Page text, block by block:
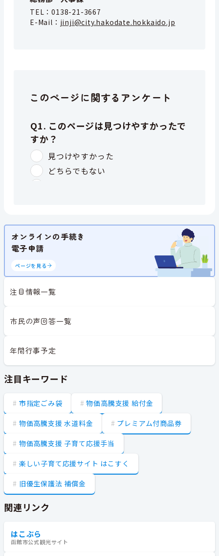
TEL：0138-21-3667
E-Mail： jinji@city.hakodate.hokkaido.jp
このページに関するアンケート
オンラインの手続き
電子申請
ページを見る
注目情報一覧
市民の声回答一覧
年間行事予定
注目キーワード
市指定ごみ袋 物価高騰支援 給付金
物価高騰支援 水道料金 プレミアム付商品券
物価高騰支援 子育て応援手当
楽しい子育て応援サイト はこすく
旧優生保護法 補償金
関連リンク
はこぶら
函館市公式観光サイト